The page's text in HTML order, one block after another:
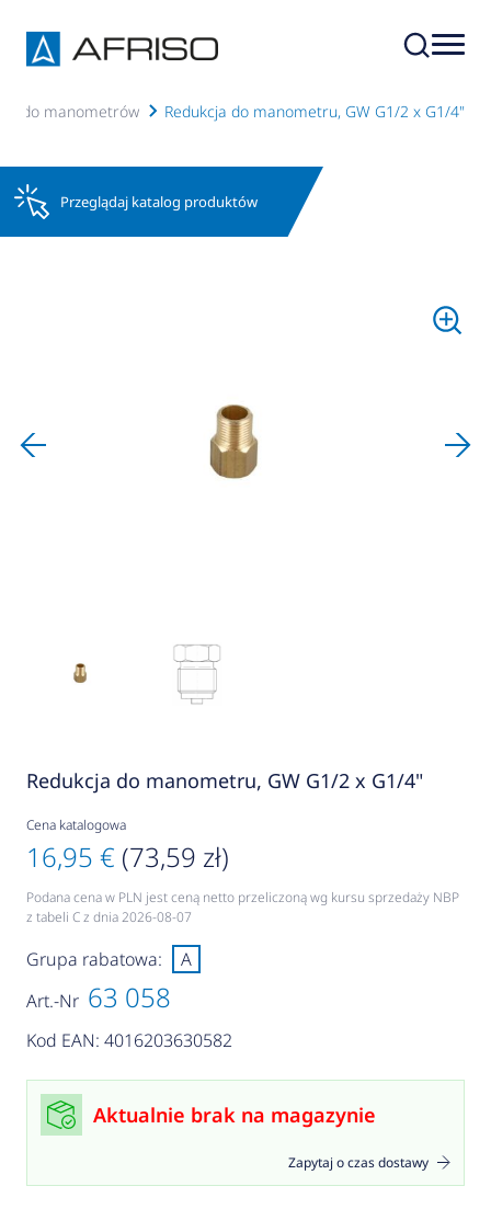
do manometrów Redukcja do manometru, GW G1/2 x G1/4"
Przeglądaj katalog produktów
Redukcja do manometru, GW G1/2 x G1/4"
Cena katalogowa
16,95 € (73,59 zł)
Podana cena w PLN jest ceną netto przeliczoną wg kursu sprzedaży NBP
z tabeli C z dnia 2026-08-07
Art.-Nr 63 058
Kod EAN: 4016203630582
Grupa rabatowa: A
Aktualnie brak na magazynie
Zapytaj o czas dostawy